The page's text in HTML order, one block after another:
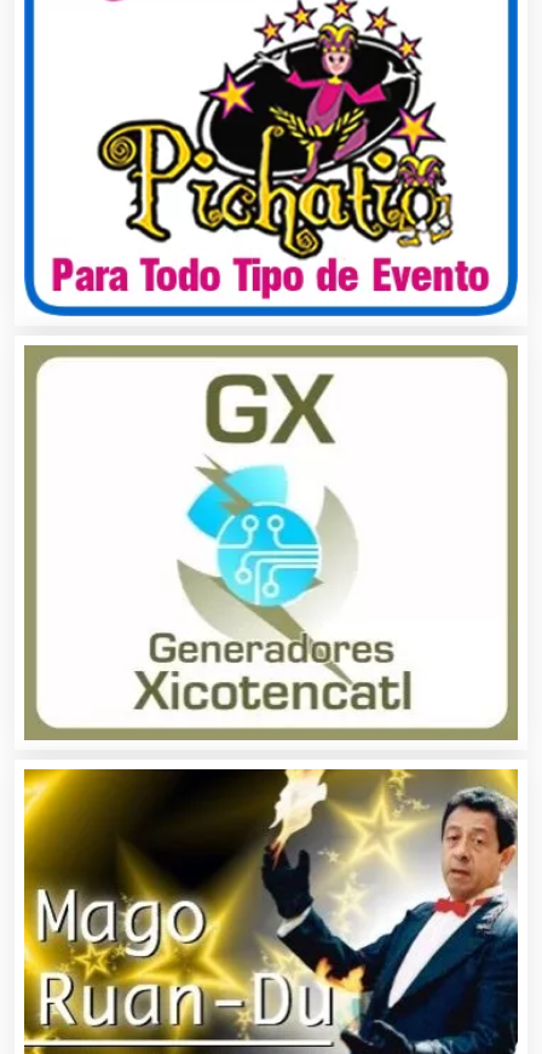
Capacitación
Carnicerías
Carpinterías
Centros Comerciales
Centros de Espectáculos
Centros de Nutrición
Centros Turísticos
Cerrajerías
Cibercafés
Clínicas de Rehabilitación
Clínicas y Hospitales
Clubes Deportivos